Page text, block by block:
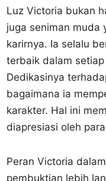
Luz Victoria bukan
juga seniman muda
karirnya. Ia selalu
terbaik dalam
Dedikasinya
bagaimana ia
karakter. Hal ini
diapresiasi oleh
Peran Victoria
pembuktian lebih